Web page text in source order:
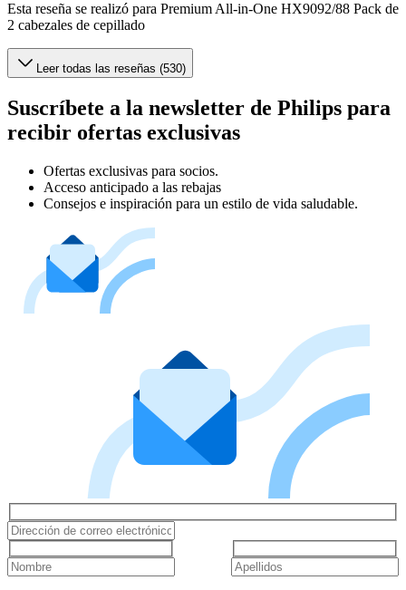
Esta reseña se realizó para Premium All-in-One HX9092/88 Pack de
2 cabezales de cepillado
Leer todas las reseñas (530)
Suscríbete a la newsletter de Philips para
recibir ofertas exclusivas
Ofertas exclusivas para socios.
Acceso anticipado a las rebajas
Consejos e inspiración para un estilo de vida saludable.